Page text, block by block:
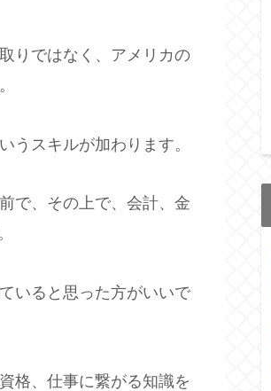
りではなく、アメリカの
うスキルが加わります。
で、その上で、会計、金
いると思った方がいいで
格、仕事に繋がる知識を